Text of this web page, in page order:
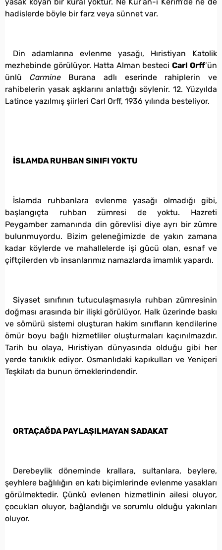
hadislerde böyle bir farz veya sünnet var.
Din adamlarına evlenme yasağı, Hıristiyan Katolik
mezhebinde görülüyor. Hatta Alman besteciCarl Orff’ün
ünlü CarmineBurana adlı eserinde rahiplerin ve
rahibelerin yasak aşklarını anlattığı söylenir. 12. Yüzyılda
Latince yazılmış şiirleri Carl Orff, 1936 yılında besteliyor.
İSLAMDA RUHBAN SINIFI YOKTU
İslamda ruhbanlara evlenme yasağı olmadığı gibi,
başlangıçta ruhban zümresi de yoktu. Hazreti
Peygamber zamanında din görevlisi diye ayrı bir zümre
bulunmuyordu. Bizim geleneğimizde de yakın zamana
kadar köylerde ve mahallelerde işi gücü olan, esnaf ve
çiftçilerden vb insanlarımız namazlarda imamlık yapardı.
Siyaset sınıfının tutuculaşmasıyla ruhban zümresinin
doğması arasında bir ilişki görülüyor. Halk üzerinde baskı
ve sömürü sistemi oluşturan hakim sınıfların kendilerine
ömür boyu bağlı hizmetliler oluşturmaları kaçınılmazdır.
Tarih bu olaya, Hıristiyan dünyasında olduğu gibi her
yerde tanıklık ediyor. Osmanlıdaki kapıkulları ve Yeniçeri
Teşkilatı da bunun örneklerindendir.
ORTAÇAĞDA PAYLAŞILMAYAN SADAKAT
Derebeylik döneminde krallara, sultanlara, beylere,
şeyhlere bağlılığın en katı biçimlerinde evlenme yasakları
görülmektedir. Çünkü evlenen hizmetlinin ailesi oluyor,
çocukları oluyor, bağlandığı ve sorumlu olduğu yakınları
oluyor.